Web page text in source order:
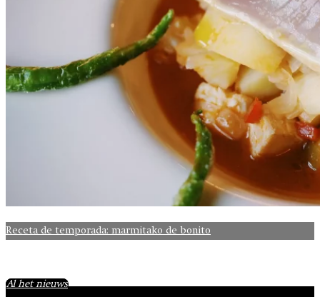
Receta de temporada: marmitako de bonito
Al het nieuws